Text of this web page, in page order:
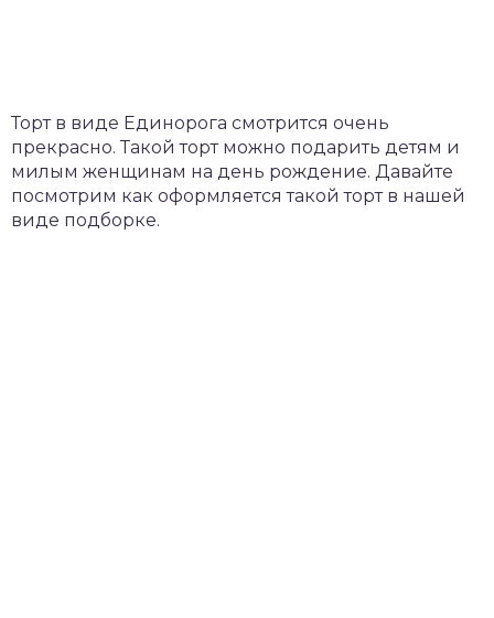
Торт в виде Единорога смотрится очень
прекрасно. Такой торт можно подарить детям и
милым женщинам на день рождение. Давайте
посмотрим как оформляется такой торт в нашей
виде подборке.